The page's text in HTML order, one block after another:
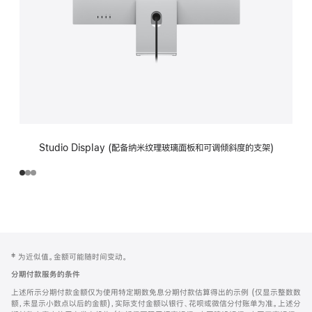
Studio Display (配备纳米纹理玻璃面板和可调倾斜度的支架)
页
页
脚
注
‡ 为近似值。金额可能随时间变动。
分期付款服务的条件
上述所示分期付款金额仅为使用特定期数免息分期付款估算得出的示例 (仅显示整数数
额，未显示小数点以后的金额)，实际支付金额以银行、花呗或微信分付账单为准。上述分